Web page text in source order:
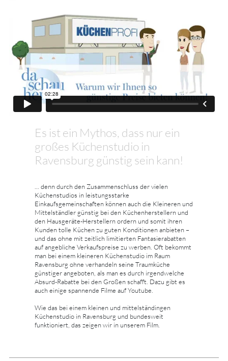
Es ist ein Mythos, dass nur ein
großes Küchenstudio in
Ravensburg günstig sein kann!
... denn durch den Zusammenschluss der vielen
Küchenstudios in leistungsstarke
Einkaufsgemeinschaften können auch die Kleineren und
Mittelständler günstig bei den Küchenherstellern und
den Hausgeräte-Herstellern ordern und somit ihren
Kunden tolle Küchen zu guten Konditionen anbieten –
und das ohne mit zeitlich limitierten Fantasierabatten
auf angebliche Verkaufspreise zu werben. Oft bekommt
man bei einem kleineren Küchenstudio im Raum
Ravensburg ohne verhandeln seine Traumküche
günstiger angeboten, als man es durch irgendwelche
Absurd-Rabatte bei den Großen schafft. Dazu gibt es
auch einige spannende Filme auf Youtube.
Wie das bei einem kleinen und mittelständingen
Küchenstudio in Ravensburg und bundesweit
funktioniert, das zeigen wir in unserem Film.